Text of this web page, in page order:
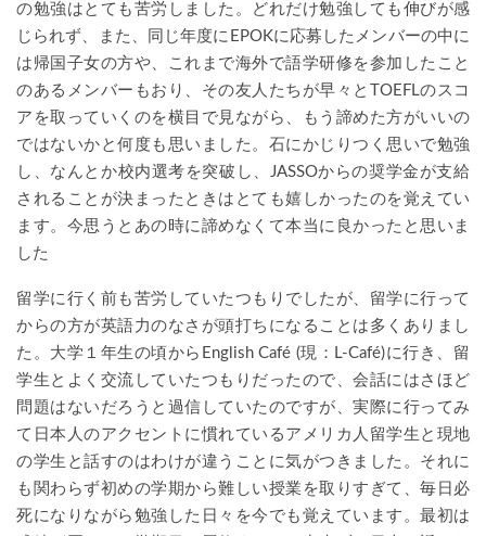
の勉強はとても苦労しました。どれだけ勉強しても伸びが感
じられず、また、同じ年度にEPOKに応募したメンバーの中に
は帰国子女の方や、これまで海外で語学研修を参加したこと
のあるメンバーもおり、その友人たちが早々とTOEFLのスコ
アを取っていくのを横目で見ながら、もう諦めた方がいいの
ではないかと何度も思いました。石にかじりつく思いで勉強
し、なんとか校内選考を突破し、JASSOからの奨学金が支給
されることが決まったときはとても嬉しかったのを覚えてい
ます。今思うとあの時に諦めなくて本当に良かったと思いま
した
留学に行く前も苦労していたつもりでしたが、留学に行って
からの方が英語力のなさが頭打ちになることは多くありまし
た。大学１年生の頃からEnglish Café (現：L-Café)に行き、留
学生とよく交流していたつもりだったので、会話にはさほど
問題はないだろうと過信していたのですが、実際に行ってみ
て日本人のアクセントに慣れているアメリカ人留学生と現地
の学生と話すのはわけが違うことに気がつきました。それに
も関わらず初めの学期から難しい授業を取りすぎて、毎日必
死になりながら勉強した日々を今でも覚えています。最初は